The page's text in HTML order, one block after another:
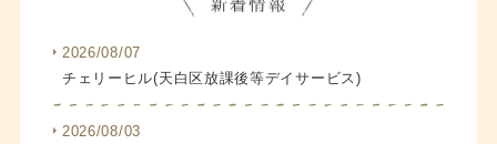
2026/08/07
チェリーヒル(天白区放課後等デイサービス)
2026/08/03